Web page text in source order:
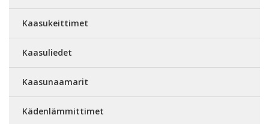
Kaasukeittimet
Kaasuliedet
Kaasunaamarit
Kädenlämmittimet